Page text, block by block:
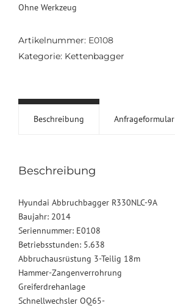
Ohne Werkzeug
Artikelnummer: E0108
Kategorie: Kettenbagger
Beschreibung Anfrageformular
Beschreibung
Hyundai Abbruchbagger R330NLC-9A
Baujahr: 2014
Seriennummer: E0108
Betriebsstunden: 5.638
Abbruchausrüstung 3-Teilig 18m
Hammer-Zangenverrohrung
Greiferdrehanlage
Schnellwechsler OQ65-